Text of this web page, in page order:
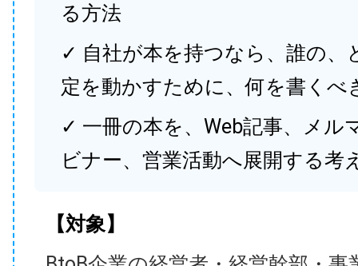
る方法
✓ 自社が本を持つなら、誰の、
定を動かすために、何を書くべ
✓ 一冊の本を、Web記事、メル
ビナー、営業活動へ展開する考
【対象】